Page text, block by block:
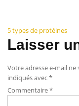
Navigation
de
l’article
5 types de protéines
Laisser
Votre adresse e-mail ne
indiqués avec*
Commentaire*